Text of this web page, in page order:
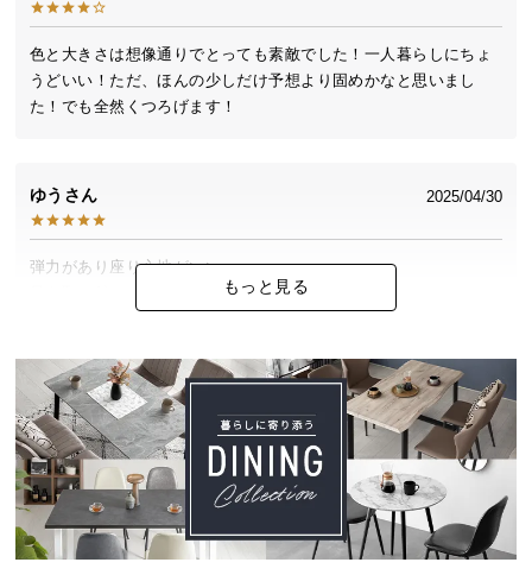
に
い
て
型
商
品
の
つ
い
て
小
型
商
色と大きさは想像通りでとっても素敵でした！一人暮らしにちょ
うどいい！ただ、ほんの少しだけ予想より固めかなと思いまし
た！でも全然くつろげます！
ゆう 2025/04/30
弾力があり座り心地がいい。
足を取り付けるだけで組み立てが楽。
キタガワ 2024/11/06
すぐに届いて嬉しいです。ありがとうございました。
もっと見る